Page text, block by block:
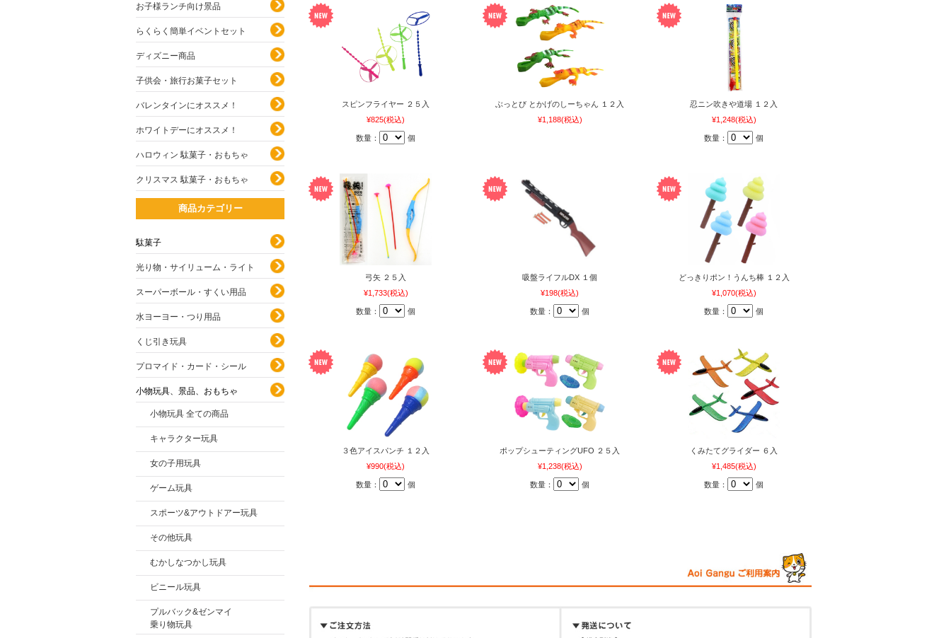
スピンフライヤー ２５入
¥825(税込)
数量： 個
ぶっとび とかげのしーちゃん １２入
¥1,188(税込)
忍ニン吹きや道場 １２入
¥1,248(税込)
数量： 個
弓矢 ２５入
¥1,733(税込)
数量： 個
吸盤ライフルDX １個
¥198(税込)
数量： 個
どっきりポン！うんち棒 １２入
¥1,070(税込)
数量： 個
３色アイスパンチ １２入
¥990(税込)
数量： 個
ポップシューティングUFO ２５入
¥1,238(税込)
数量： 個
くみたてグライダー ６入
¥1,485(税込)
数量： 個
お子様ランチ向け景品
らくらく簡単イベントセット
ディズニー商品
子供会・旅行お菓子セット
バレンタインにオススメ！
ホワイトデーにオススメ！
ハロウィン 駄菓子・おもちゃ
クリスマス 駄菓子・おもちゃ
商品カテゴリー
駄菓子
光り物・サイリューム・ライト
スーパーボール・すくい用品
水ヨーヨー・つり用品
くじ引き玩具
プロマイド・カード・シール
小物玩具、景品、おもちゃ
小物玩具 全ての商品
キャラクター玩具
女の子用玩具
ゲーム玩具
スポーツ&アウトドアー玩具
その他玩具
むかしなつかし玩具
ビニール玩具
プルバック&ゼンマイ
乗り物玩具